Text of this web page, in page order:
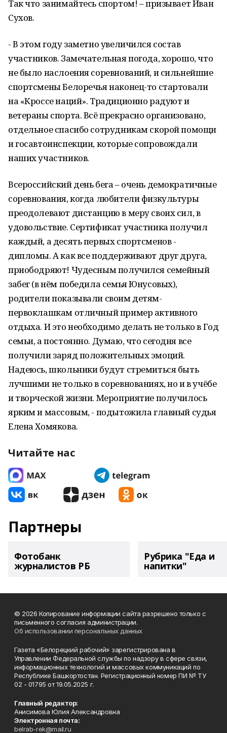
Так что занимайтесь спортом! – призывает Иван
Сухов.
- В этом году заметно увеличился состав
участников. Замечательная погода, хорошо, что
не было наслоения соревнований, и сильнейшие
спортсмены Белоречья наконец-то стартовали
на «Кроссе наций». Традиционно радуют и
ветераны спорта. Всё прекрасно организовано,
отдельное спасибо сотрудникам скорой помощи
и госавтоинспекции, которые сопровождали
наших участников.
Всероссийский день бега – очень демократичные
соревнования, когда любители физкультуры
преодолевают дистанцию в меру своих сил, в
удовольствие. Сертификат участника получил
каждый, а десять первых спортсменов -
дипломы. А как все поддерживают друг друга,
приободряют! Чудесным получился семейный
забег (в нём победила семья Юнусовых),
родители показывали своим детям-
первоклашкам отличный пример активного
отдыха. И это необходимо делать не только в Год
семьи, а постоянно. Думаю, что сегодня все
получили заряд положительных эмоций.
Надеюсь, школьники будут стремиться быть
лучшими не только в соревнованиях, но и в учёбе
и творческой жизни. Мероприятие получилось
ярким и массовым, - подытожила главный судья
Елена Хомякова.
Читайте нас
Партнеры
Фотобанк
журналистов РБ
Рубрика "Еда и
напитки"
© 2026 Копирование информации сайта разрешено только с
письменного согласия администрации.
Об использовании персональных данных
Газета «Белорецкий рабочий» зарегистрирована в
Управлении Федеральной службы по надзору в сфере связи,
информационных технологий и массовых коммуникаций по
Республике Башкортостан. Регистрационный номер ПИ № ТУ
02 - 01795 от 19.05.2025 г.
Главный редактор:
Анисимова Юлия Александровна
Электронная почта:
belrab-rek@mail.ru